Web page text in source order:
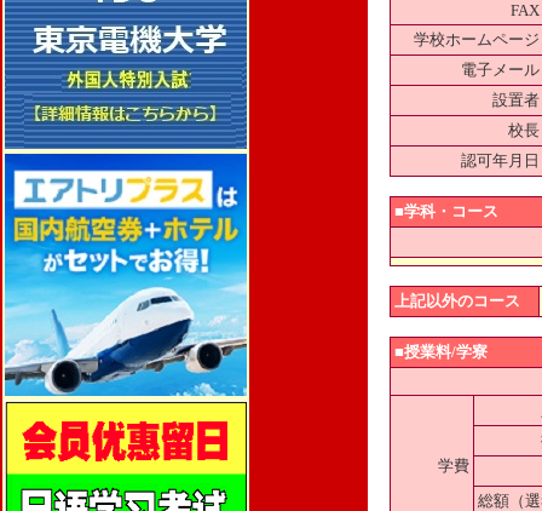
FAX
学校ホームページ
電子メール
設置者
校長
認可年月日
■学科・コース
上記以外のコース
■授業料/学寮
学費
総額（